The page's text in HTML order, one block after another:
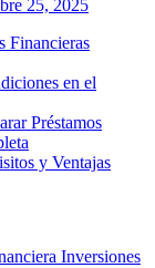
25, 2025
Financieras
en el
Préstamos
y Ventajas
Inversiones